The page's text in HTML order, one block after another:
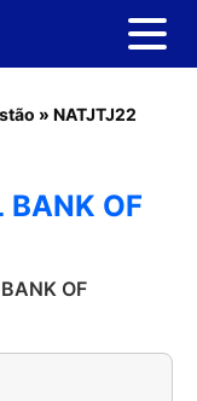
» NATJTJ22
BANK OF
OF